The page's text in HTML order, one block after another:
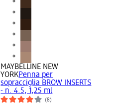
MAYBELLINE NEW
YORKPenna per
sopracciglia BROW INSERTS
- n. 4.5, 1,25 ml
(8)